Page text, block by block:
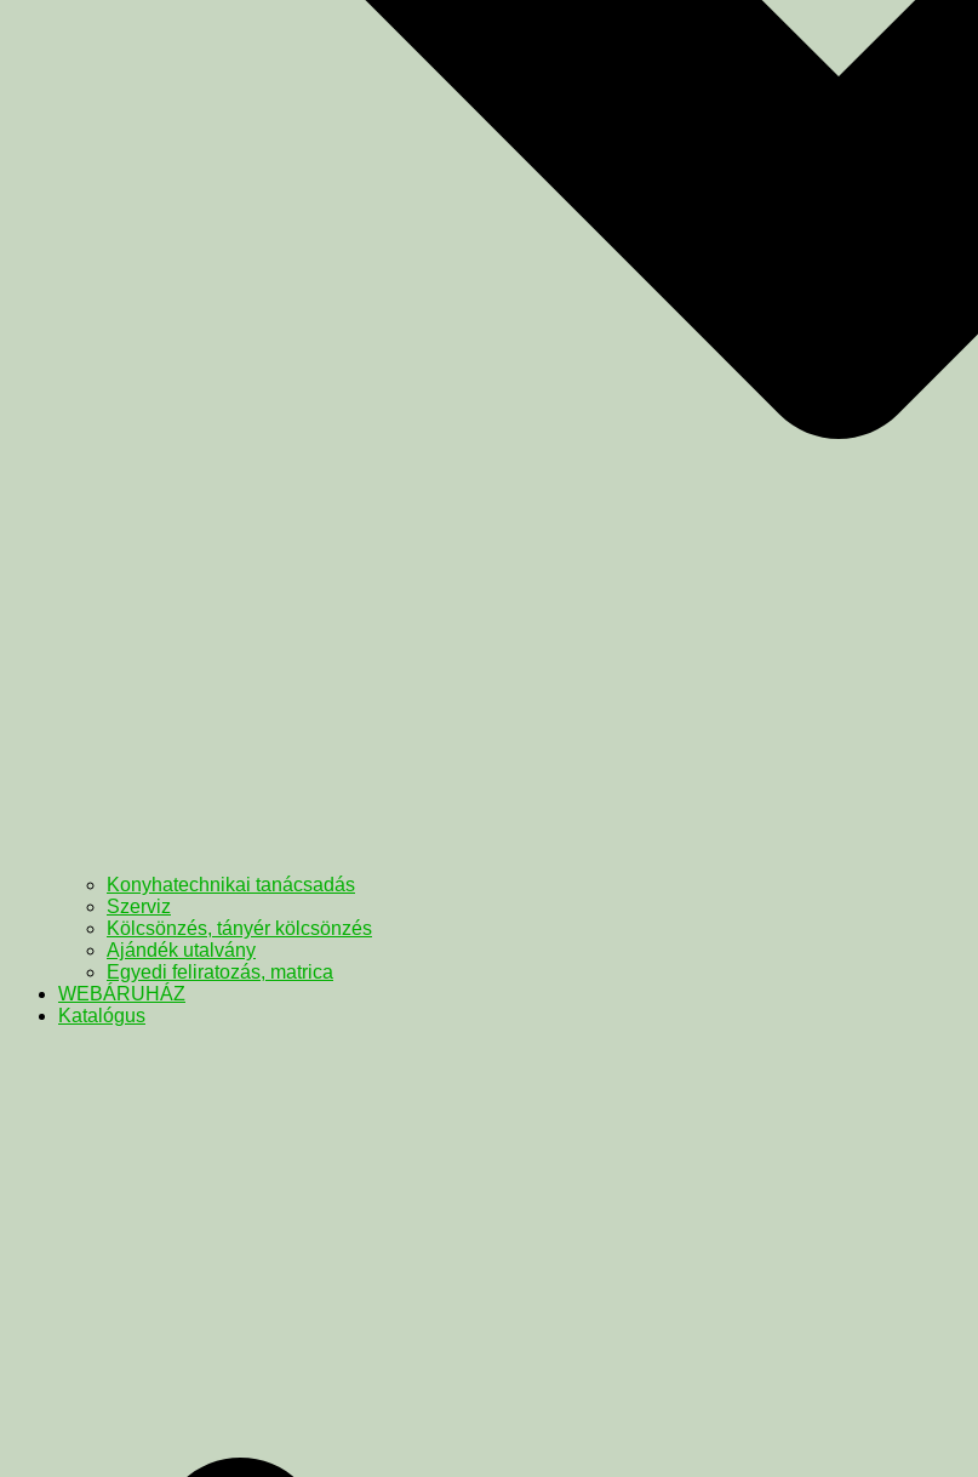
Konyhatechnikai tanácsadás
Szerviz
Kölcsönzés, tányér kölcsönzés
Ajándék utalvány
Egyedi feliratozás, matrica
WEBÁRUHÁZ
Katalógus